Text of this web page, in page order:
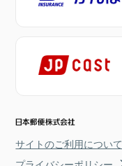
サイトのご利用について